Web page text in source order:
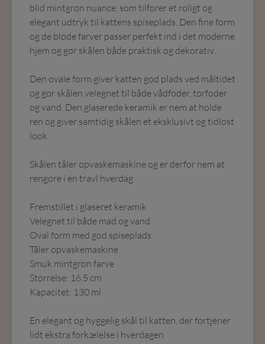
blid mintgrøn nuance, som tilfører et roligt og
elegant udtryk til kattens spiseplads. Den fine form
og de bløde farver passer perfekt ind i det moderne
hjem og gør skålen både praktisk og dekorativ.
Den ovale form giver katten god plads ved måltidet
og gør skålen velegnet til både vådfoder, tørfoder
og vand. Den glaserede keramik er nem at holde
ren og giver samtidig skålen et eksklusivt og tidløst
look.
Skålen tåler opvaskemaskine og er derfor nem at
rengøre i en travl hverdag.
Fremstillet i glaseret keramik
Velegnet til både mad og vand
Oval form med god spiseplads
Tåler opvaskemaskine
Smuk mintgrøn farve
Størrelse: 16,5 cm
Kapacitet: 130 ml
En elegant og hyggelig skål til katten, der fortjener
lidt ekstra forkælelse i hverdagen